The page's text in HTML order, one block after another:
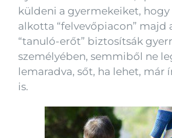
küldeni a gyermekeiket, hogy
alkotta “felvevőpiacon” majd
“tanuló-erőt” biztosítsák
személyében, semmiből ne
lemaradva, sőt, ha lehet, már
is.